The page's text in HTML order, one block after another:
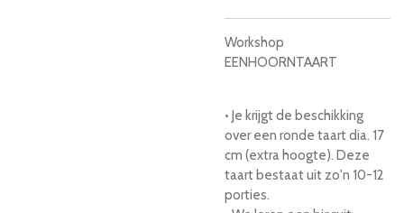
Workshop
EENHOORNTAART
• Je krijgt de beschikking
over een ronde taart dia. 17
cm (extra hoogte). Deze
taart bestaat uit zo'n 10-12
porties.